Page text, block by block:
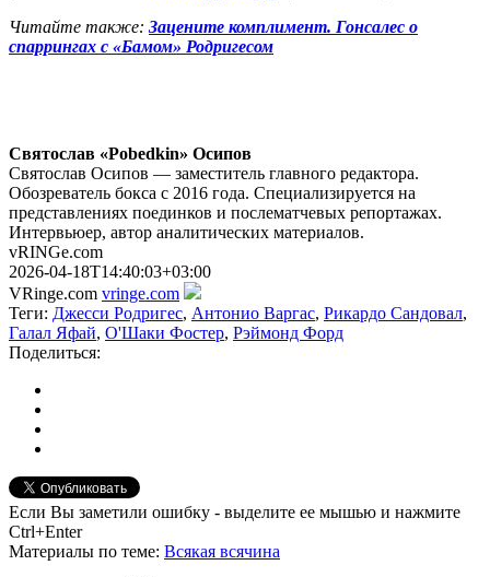
Читайте также: Зацените комплимент. Гонсалес о
спаррингах с «Бамом» Родригесом
Святослав «Pobedkin» Осипов
Святослав Осипов — заместитель главного редактора.
Обозреватель бокса с 2016 года. Специализируется на
представлениях поединков и послематчевых репортажах.
Интервьюер, автор аналитических материалов.
vRINGe.com
2026-04-18T14:40:03+03:00
VRinge.com vringe.com
Теги: Джесси Родригес, Антонио Варгас, Рикардо Сандовал,
Галал Яфай, О'Шаки Фостер, Рэймонд Форд
Поделиться:
Если Вы заметили ошибку - выделите ее мышью и нажмите
Ctrl+Enter
Материалы по теме: Всякая всячина